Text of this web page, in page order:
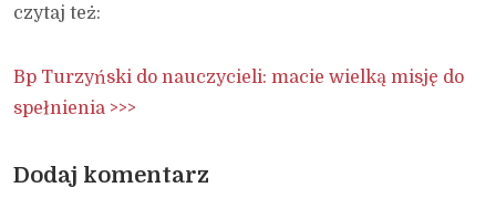
czytaj też:
Bp Turzyński do nauczycieli: macie wielką misję do
spełnienia >>>
Dodaj komentarz